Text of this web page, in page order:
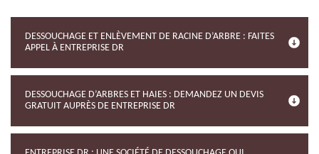
DESSOUCHAGE ET ENLÈVEMENT DE RACINE D’ARBRE : FAITES
APPEL À ENTREPRISE DR
DESSOUCHAGE D’ARBRES ET HAIES : DEMANDEZ UN DEVIS
GRATUIT AUPRÈS DE ENTREPRISE DR